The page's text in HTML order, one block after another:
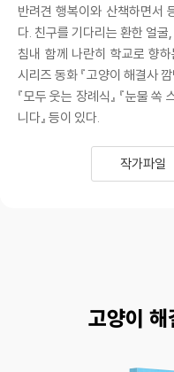
반려견 행복이와 산책하면서
다. 친구를 기다리는 환한 얼
침내 함께 나란히 학교로 향
시리즈 동화 『고양이 해결사 깜
『모두 웃는 장례식』 『눈물 쏙
니다』 등이 있다.
작가파일
고양이 해